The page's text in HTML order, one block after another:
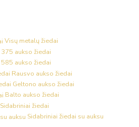
Visų metalų žiedai
375 aukso žiedai
585 aukso žiedai
Rausvo aukso žiedai
Geltono aukso žiedai
Balto aukso žiedai
Sidabriniai žiedai
Sidabriniai žiedai su auksu